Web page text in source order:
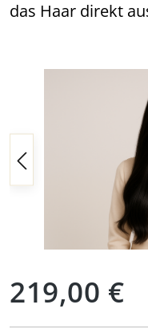
das Haar direkt
Bildergalerie
219,00 €